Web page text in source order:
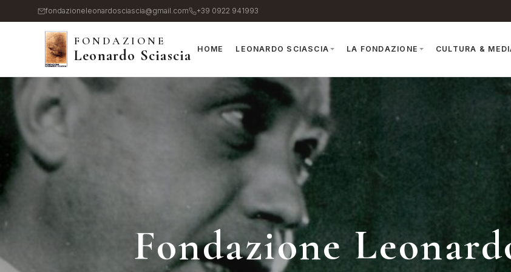
contenuto
principale
fondazioneleonardosciascia@gmail.com +39 0922 941993
FONDAZIONE
Leonardo Sciascia HOME LEONARDO SCIASCIA LA FONDAZIONE CULTURA &
Fondazione